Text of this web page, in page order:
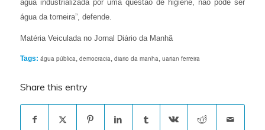
água industrializada por uma questão de higiene, não pode ser
água da torneira”, defende.
Matéria Veiculada no Jornal Diário da Manhã
Tags: água pública democracia diario da manha uarian ferreira
Share this entry